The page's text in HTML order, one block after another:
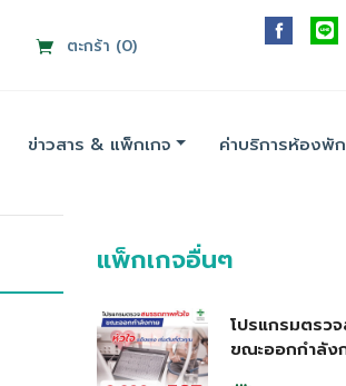
ตะกร้า (0)
ข่าวสาร & แพ็กเกจ ค่าบริการห้องพัก
แพ็กเกจอื่นๆ
โปรแกรมตรว
ขณะออกกำลัง